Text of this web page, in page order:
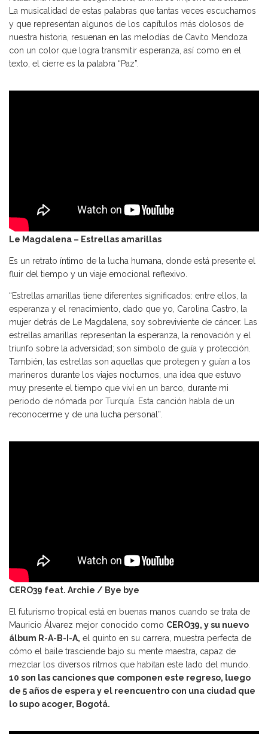
La musicalidad de estas palabras que tantas veces escuchamos
y que representan algunos de los capítulos más dolosos de
nuestra historia, resuenan en las melodías de Cavito Mendoza
con un color que logra transmitir esperanza, así como en el
texto, el cierre es la palabra “Paz”.
Le Magdalena – Estrellas amarillas
Es un retrato íntimo de la lucha humana, donde está presente el
fluir del tiempo y un viaje emocional reflexivo.
“Estrellas amarillas tiene diferentes significados: entre ellos, la
esperanza y el renacimiento, dado que yo, Carolina Castro, la
mujer detrás de Le Magdalena, soy sobreviviente de cáncer. Las
estrellas amarillas representan la esperanza, la renovación y el
triunfo sobre la adversidad; son símbolo de guía y protección.
También, las estrellas son aquellas que protegen y guían a los
marineros durante los viajes nocturnos, una idea que estuvo
muy presente el tiempo que viví en un barco, durante mi
periodo de nómada por Turquía. Esta canción habla de un
reconocerme y de una lucha personal”.
CERO39 feat. Archie / Bye bye
El futurismo tropical está en buenas manos cuando se trata de
Mauricio Álvarez mejor conocido como CERO39, y su nuevo
álbum R-A-B-I-A, el quinto en su carrera, muestra perfecta de
cómo el baile trasciende bajo su mente maestra, capaz de
mezclar los diversos ritmos que habitan este lado del mundo.
10 son las canciones que componen este regreso, luego
de 5 años de espera y el reencuentro con una ciudad que
lo supo acoger, Bogotá.